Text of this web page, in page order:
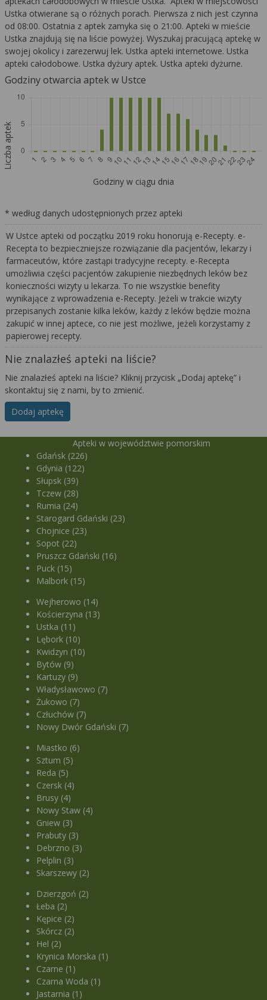
Ustka otwierane są o różnych porach. Pierwsza z nich jest czynna
od 08:00. Ostatnia z aptek zamyka się o 21:00. Apteki w mieście
Ustka znajdują się na liście powyżej. Wyszukaj pracującą aptekę w
swojej okolicy i zarezerwuj lek. Ustka apteki internetowe. Ustka
apteki całodobowe. Ustka dyżury aptek. Ustka apteki dyżurne.
Godziny otwarcia aptek w Ustce
Liczba aptek
Godziny w ciągu dnia
* według danych udostępnionych przez apteki
W Ustce apteki od początku 2019 roku honorują e-Recepty. e-
Recepta to bezpieczniejsze rozwiązanie dla pacjentów, lekarzy i
farmaceutów, które zastąpi tradycyjne recepty. e-Recepta
umożliwia części pacjentów zakupienie niezbędnych leków bez
konieczności wizyty u lekarza. To nie wszystkie benefity
wynikające z wprowadzenia e-Recepty. Jeżeli w trakcie wizyty
przepisanych zostanie kilka leków, każdy z leków będzie można
zakupić w innej aptece, co nie jest możliwe, jeżeli korzystamy z
papierowej recepty.
Nie znalazłeś apteki na liście?
Nie znalazłeś apteki na liście? Kliknij przycisk „Dodaj aptekę” i
skontaktuj się z nami, by to zmienić.
Dodaj aptekę
Apteki w województwie pomorskim
Gdańsk (226)
Gdynia (122)
Słupsk (39)
Tczew (28)
Rumia (24)
Starogard Gdański (23)
Chojnice (23)
Sopot (22)
Pruszcz Gdański (16)
Puck (15)
Malbork (15)
Wejherowo (14)
Kościerzyna (13)
Ustka (11)
Lębork (10)
Kwidzyn (10)
Bytów (9)
Kartuzy (9)
Władysławowo (7)
Żukowo (7)
Człuchów (7)
Nowy Dwór Gdański (7)
Miastko (6)
Sztum (5)
Reda (5)
Czersk (4)
Brusy (4)
Nowy Staw (4)
Gniew (3)
Prabuty (3)
Debrzno (3)
Pelplin (3)
Skarszewy (2)
Dzierzgoń (2)
Łeba (2)
Kępice (2)
Skórcz (2)
Hel (2)
Krynica Morska (1)
Czarne (1)
Czarna Woda (1)
Jastarnia (1)